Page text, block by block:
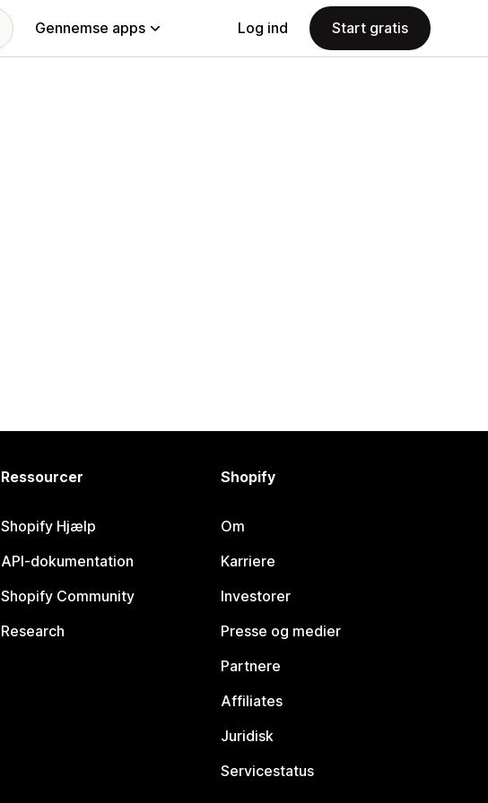
Gennemse apps Log ind Start gratis
Ressourcer
Shopify Hjælp
API-dokumentation
Shopify Community
Research
Shopify
Om
Karriere
Investorer
Presse og medier
Partnere
Affiliates
Juridisk
Servicestatus